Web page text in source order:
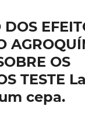
OS
TESTE
cepa.